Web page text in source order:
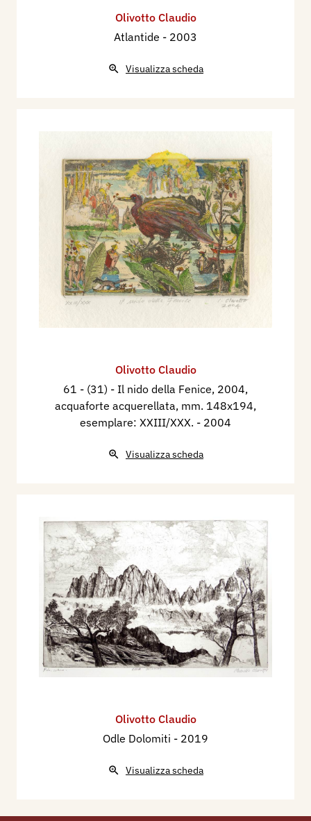
Olivotto Claudio
Atlantide - 2003
Visualizza scheda
Olivotto Claudio
61 - (31) - Il nido della Fenice, 2004,
acquaforte acquerellata, mm. 148x194,
esemplare: XXIII/XXX. - 2004
Visualizza scheda
Olivotto Claudio
Odle Dolomiti - 2019
Visualizza scheda